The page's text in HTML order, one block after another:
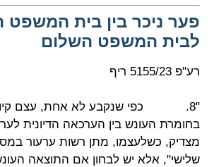
פער ניכר בין בית המשפט
לבית המשפט השלום
רע"פ 5155/23 ריף
"8.
כפי שנקבע לא אחת, עצם
בחומרת העונש בין הערכאה הדיונית
מצדיק, כשלעצמו, מתן רשות ערעור
שלישי", אלא יש לבחון אם התוצאה